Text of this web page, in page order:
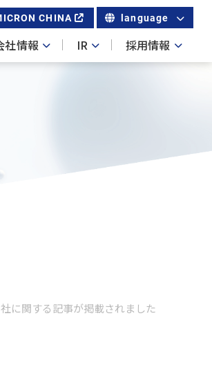
CHINA language
社情報 IR 採用情報
に関する記事が掲載されました